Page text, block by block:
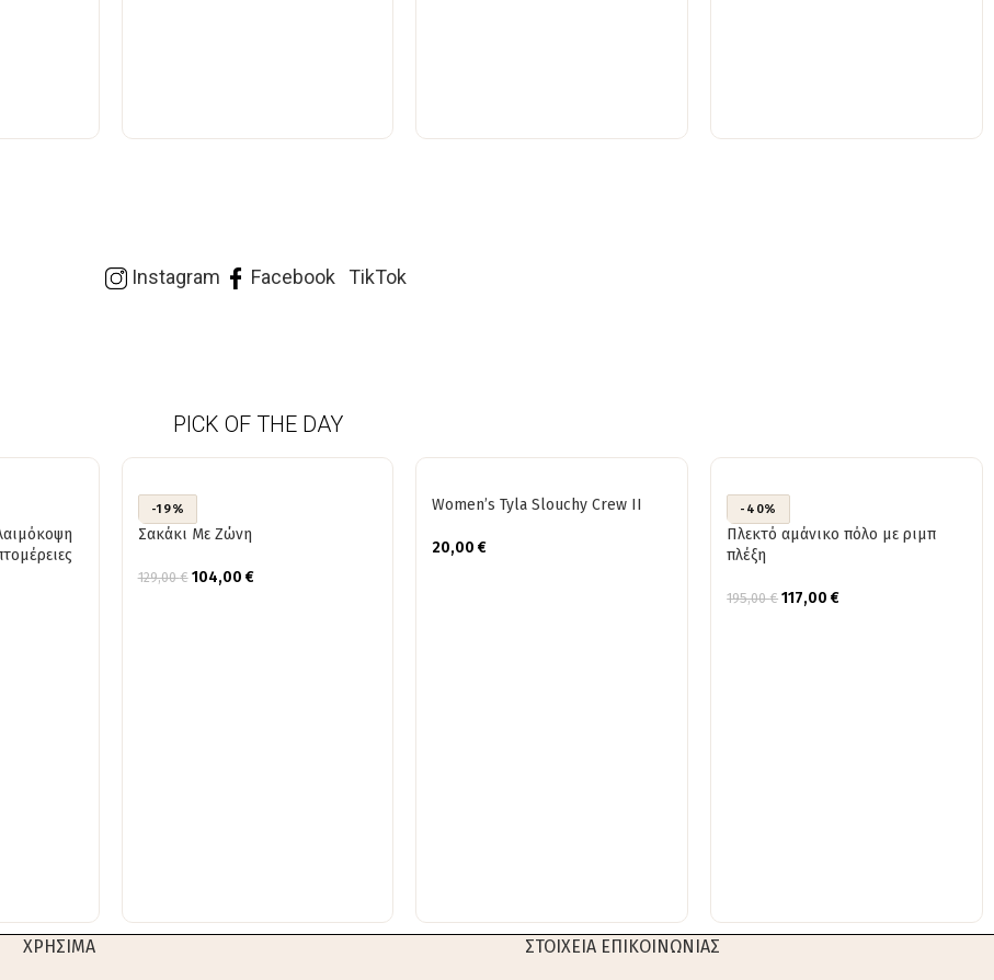
Instagram Facebook TikTok
PICK OF THE DAY
-19%
Σακάκι Με Ζώνη
129,00€ 104,00 €
Women’s Tyla Slouchy Crew II
20,00€
-40%
Πλεκτό αμάνικο πόλο με ριμπ
πλέξη
195,00€ 117,00€
ΧΡΗΣΙΜΑ ΣΤΟΙΧΕΙΑ ΕΠΙΚΟΙΝΩΝΙΑΣ